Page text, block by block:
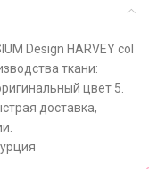
Design HARVEY col
ткани:
цвет 5.
доставка,